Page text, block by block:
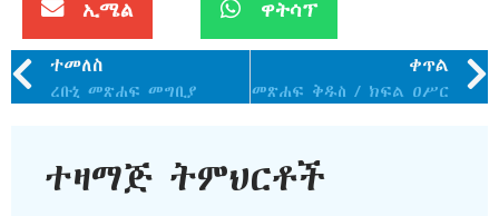
ኢሜል ዋትሳፕ
ተመለስ
ረቡኒ መጽሐፍ መግቢያ
ቀጥል
መጽሐፍ ቅዱስ / ክፍል ዐሥር
ተዛማጅ ትምህርቶች